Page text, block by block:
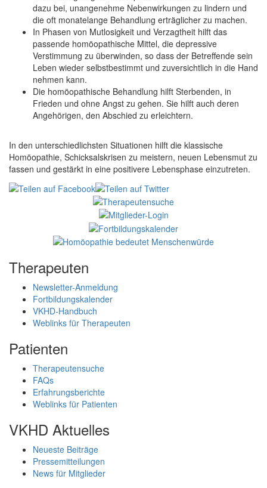
dazu bei, unangenehme Nebenwirkungen zu lindern und
die oft monatelange Behandlung erträglicher zu machen.
In Phasen von Mutlosigkeit und Verzagtheit hilft das
passende homöopathische Mittel, die depressive
Verstimmung zu überwinden, so dass der Betreffende sein
Leben wieder selbstbestimmt und zuversichtlich in die Hand
nehmen kann.
Die homöopathische Behandlung hilft Sterbenden, in
Frieden und ohne Angst zu gehen. Sie hilft auch deren
Angehörigen, den Abschied zu erleichtern.
In den unterschiedlichsten Situationen hilft die klassische
Homöopathie, Schicksalskrisen zu meistern, neuen Lebensmut zu
fassen und gestärkt in eine positivere Lebensphase einzutreten.
Therapeuten
Newsletter-Anmeldung
Fortbildungskalender
VKHD-Handbuch
Weblinks für Therapeuten
Patienten
Therapeutensuche
FAQs
Erfahrungsberichte
Weblinks für Patienten
VKHD Aktuelles
Neueste Beiträge
Pressemitteilungen
News für Mitglieder